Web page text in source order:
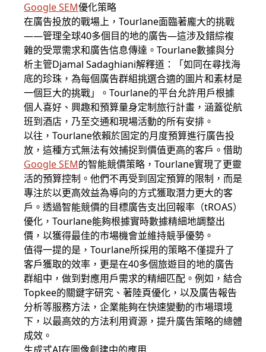
Google SEM優化策略
在廣告投放的戰場上，Tourlane面臨著龐大的挑戰
——管理全球40多個目的地的廣告—這涉及錯綜複
雜的受眾需求和廣告信息傳達。Tourlane數據與分
析主管Djamal Sadaghiani解釋道：「如同在尋找海
底的珍珠，為每個廣告群組挑選合適的圖片和素材是
一個巨大的挑戰」。Tourlane的平台允許用戶根據
個人喜好、興趣和預算量身定制旅行計畫，涵蓋從航
班到酒店，乃至交通和現場活動的所有安排。
以往，Tourlane依賴於固定的月度預算進行廣告投
放，這種方式無法有效捕捉到價值更高的客戶。借助
Google SEM的智能競價策略，Tourlane實現了更靈
活的預算控制。他們不再受到固定預算的限制，而是
專注於以更高效益為導向的方式獲取潛力更大的客
戶。透過智能競價的目標廣告支出回報率（tROAS）
優化，Tourlane能夠根據實時數據精細地調整出
價，以獲得最佳的市場機會並維持競爭優勢。
值得一提的是，Tourlane所採用的策略不僅提升了
客戶獲取的效率，更是在40多個旅遊目的地的廣告
群組中，做到對應用戶需求的精細匹配。例如，結合
Topkee的關鍵字研究、著陸頁優化，以及廣告報告
分析等服務方法，企業能夠在快速變動的市場環境
下，以最高效的方法利用資源，提升廣告策略的總體
成效。